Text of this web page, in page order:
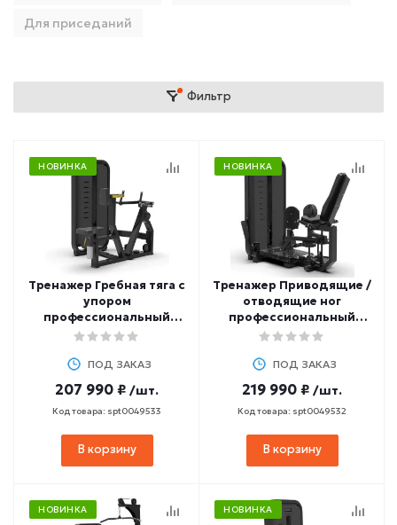
Для приседаний
Фильтр
НОВИНКА
Тренажер Гребная тяга с
упором
профессиональный
BRONZE GYM MIGHT 25
ПОД ЗАКАЗ
207 990 ₽ /шт.
Код товара: spt0049533
В корзину
НОВИНКА
Тренажер Приводящие /
отводящие ног
профессиональный
BRONZE GYM MIGHT 53
ПОД ЗАКАЗ
219 990 ₽ /шт.
Код товара: spt0049532
В корзину
НОВИНКА НОВИНКА